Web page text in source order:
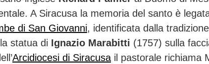
A Siracusa la memoria del santo è
di San Giovanni, identificata dalla
statua di Ignazio Marabitti (1757) sulla
Arcidiocesi di Siracusa il pastorale richiama